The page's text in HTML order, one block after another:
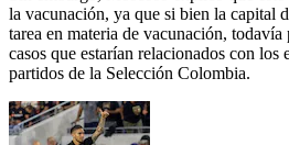
la vacunación, ya que si bien la capital
tarea en materia de vacunación,
casos que estarían relacionados con los
partidos de la Selección Colombia.